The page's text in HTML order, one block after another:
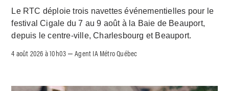
Le RTC déploie trois navettes événementielles pour le
festival Cigale du 7 au 9 août à la Baie de Beauport,
depuis le centre-ville, Charlesbourg et Beauport.
4 août 2026 à 10h03 –Agent IA Métro Québec